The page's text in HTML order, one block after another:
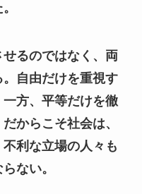
るのではなく、両
自由だけを重視す
方、平等だけを徹
からこそ社会は、
利な立場の人々も
ない。